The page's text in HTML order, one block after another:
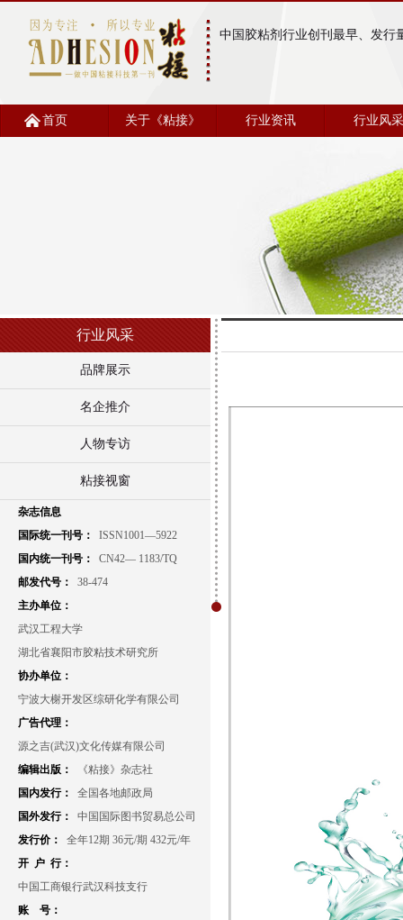
中国胶粘剂行业创刊最早、发行
首页 关于《粘接》 行业资讯 行业风采
行业风采
品牌展示
名企推介
人物专访
粘接视窗
杂志信息
国际统一刊号：
ISSN1001—5922
国内统一刊号：
CN42— 1183/TQ
邮发代号：
38-474
主办单位：
武汉工程大学
湖北省襄阳市胶粘技术研究所
协办单位：
宁波大榭开发区综研化学有限公司
广告代理：
源之吉(武汉)文化传媒有限公司
编辑出版：
《粘接》杂志社
国内发行：
全国各地邮政局
国外发行：
中国国际图书贸易总公司
发行价：
全年12期 36元/期 432元/年
开 户 行：
中国工商银行武汉科技支行
账 号：